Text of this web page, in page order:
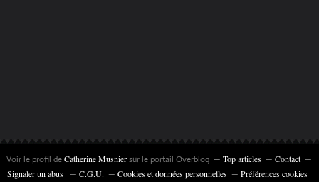
Voir le profil deCatherine Musniersur le portail Overblog Top articles
Contact
Signaler un abus
C.G.U. Cookies et données personnelles Préférences cookies